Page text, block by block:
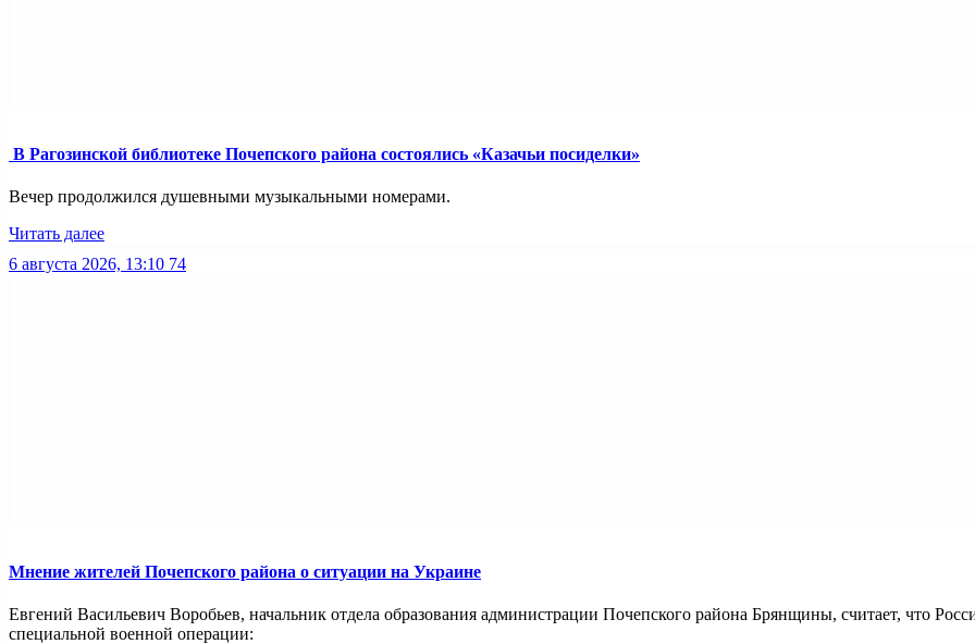
В Рагозинской библиотеке Почепского района состоялись «Казачьи посиделки»
Вечер продолжился душевными музыкальными номерами.
Читать далее
6 августа 2026, 13:10 74
Мнение жителей Почепского района о ситуации на Украине
Евгений Васильевич Воробьев, начальник отдела образования администрации Почепского района Брянщины, считает, что
специальной военной операции: